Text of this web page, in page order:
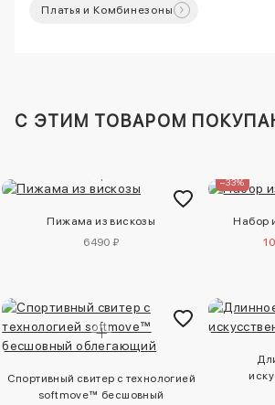
Платья и Комбинезоны
C ЭТИМ ТОВАРОМ
Пижама из вискозы
6490 ₽
–33%
Набор
Спортивный свитер с технологией
softmove™ бесшовный